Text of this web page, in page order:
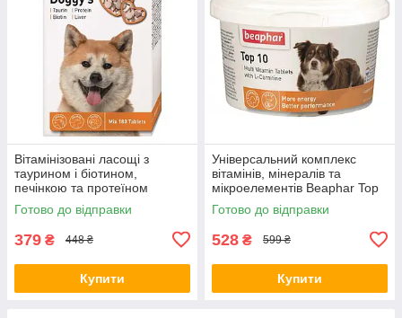
Вітамінізовані ласощі з
таурином і біотином,
печінкою та протеїном
Beaphar Doggy's Mix, 180 таб
(*)
Готово до відправки
379 ₴ 448 ₴
Купити
Універсальний комплекс
вітамінів, мінералів та
мікроелементів Beaphar Top
10 Dog, 180 таб (*)
Готово до відправки
528 ₴ 599 ₴
Купити